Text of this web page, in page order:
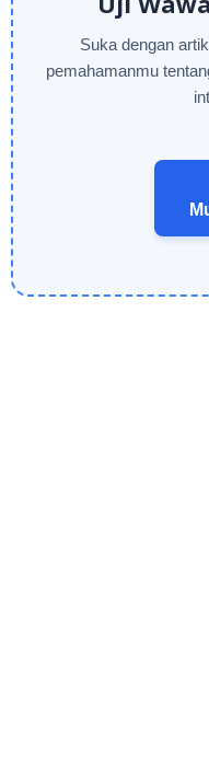
Suka dengan
pemahamanmu